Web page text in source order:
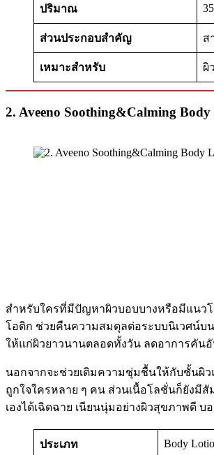
ปริมาณ
ส่วนประกอบสำคัญ ส
เหมาะสำหรับ ผิ
2. Aveeno Soothing&Calming
สำหรับใครที่มีปัญหาผิวบอบบางหรือมีแนวโ
โอติก ช่วยคืนความสมดุลต่อระบบนิเวศน์บ
ให้แก่ผิวยาวนานตลอดทั้งวัน ลดอาการคัน
นอกจากจะช่วยเติมความชุ่มชื้นให้กับชั้นผิ
ถูกใจใครหลาย ๆ คน ส่วนเนื้อโลชั่นก็ยังมีสั
เองได้เฉิดฉาย เนียนนุ่มอย่างผิวสุขภาพดี
ประเภท Body